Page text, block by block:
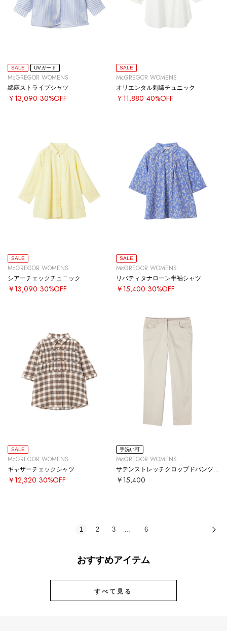
SALE UVガード
McGREGOR WOMENS
綿麻ストライプシャツ
￥13,090 30%OFF
SALE
McGREGOR WOMENS
オリエンタル刺繍チュニック
￥11,880 40%OFF
SALE
McGREGOR WOMENS
シアーチェックチュニック
￥13,090 30%OFF
SALE
McGREGOR WOMENS
リバティタナローン半袖シャツ
￥15,400 30%OFF
SALE
McGREGOR WOMENS
ギャザーチェックシャツ
￥12,320 30%OFF
手洗い可
McGREGOR WOMENS
サテンストレッチクロップドパンツ【#定番】
￥15,400
1 2 3 … 6
おすすめアイテム
すべて見る